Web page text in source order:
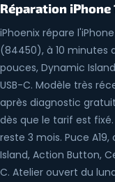
Réparation
iPhoenix répare
(84450), à 10 minutes
pouces, Dynamic
USB-C. Modèle très
après diagnostic
dès que le tarif est
reste 3 mois. Puce
Island, Action Button,
C. Atelier ouvert du